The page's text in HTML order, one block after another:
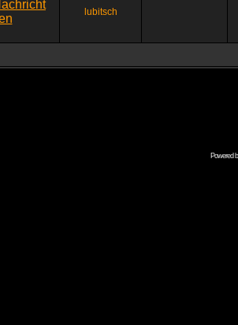
lubitsch
Powered